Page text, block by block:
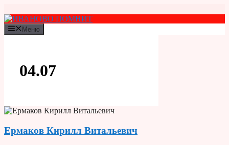
к
содержимому
Меню
04.07
Ермаков Кирилл Витальевич